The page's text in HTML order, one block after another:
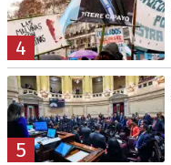
4
5